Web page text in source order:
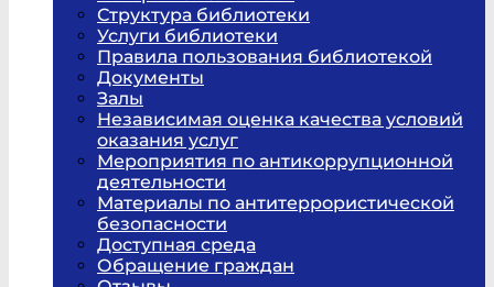
Структура библиотеки
Услуги библиотеки
Правила пользования библиотекой
Документы
Залы
Независимая оценка качества условий
оказания услуг
Мероприятия по антикоррупционной
деятельности
Материалы по антитеррористической
безопасности
Доступная среда
Обращение граждан